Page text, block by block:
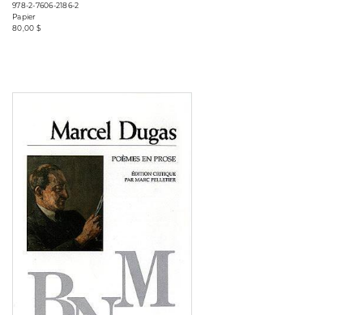
978-2-7606-2186-2
Papier
80,00 $